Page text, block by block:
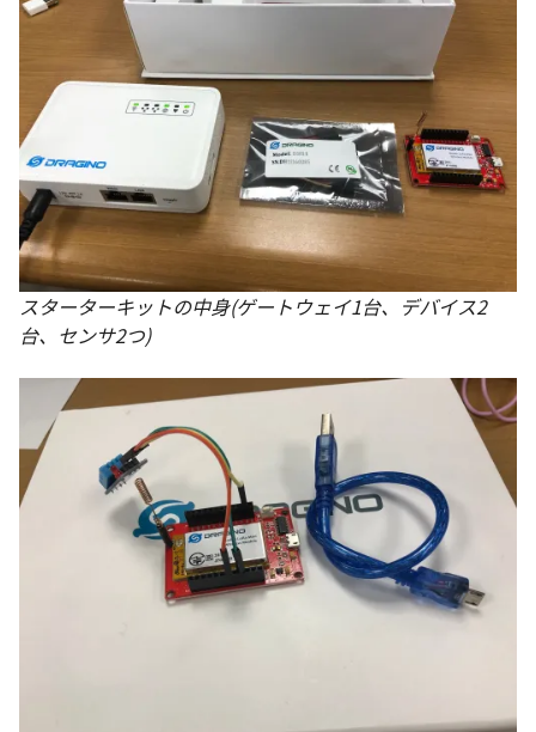
スターターキットの中身(ゲートウェイ1台、デバイス2
台、センサ2つ)